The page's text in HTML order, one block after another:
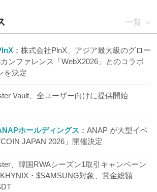
一覧
株式会社PlnX、アジア最大級のグロー
ンファレンス「WebX2026」とのコラボ
を決定
Vault、全ユーザー向けに提供開始
ホールディングス
ANAP が大型イベ
JAPAN 2026」開催決定
、韓国RWAシーズン1取引キャンペーン
・$SAMSUNG対象、賞金総額